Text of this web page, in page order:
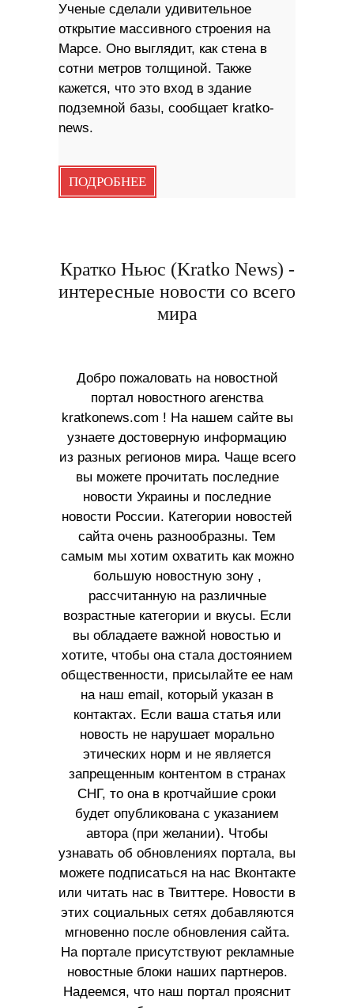
Ученые сделали удивительное
открытие массивного строения на
Марсе. Оно выглядит, как стена в
сотни метров толщиной. Также
кажется, что это вход в здание
подземной базы, сообщает kratko-
news.
ПОДРОБНЕЕ
Кратко Ньюс (Kratko News) -
интересные новости со всего
мира
Добро пожаловать на новостной
портал новостного агенства
kratkonews.com ! На нашем сайте вы
узнаете достоверную информацию
из разных регионов мира. Чаще всего
вы можете прочитать последние
новости Украины и последние
новости России. Категории новостей
сайта очень разнообразны. Тем
самым мы хотим охватить как можно
большую новостную зону ,
рассчитанную на различные
возрастные категории и вкусы. Если
вы обладаете важной новостью и
хотите, чтобы она стала достоянием
общественности, присылайте ее нам
на наш email, который указан в
контактах. Если ваша статья или
новость не нарушает морально
этических норм и не является
запрещенным контентом в странах
СНГ, то она в кротчайшие сроки
будет опубликована с указанием
автора (при желании). Чтобы
узнавать об обновлениях портала, вы
можете подписаться на нас Вконтакте
или читать нас в Твиттере. Новости в
этих социальных сетях добавляются
мгновенно после обновления сайта.
На портале присутствуют рекламные
новостные блоки наших партнеров.
Надеемся, что наш портал прояснит